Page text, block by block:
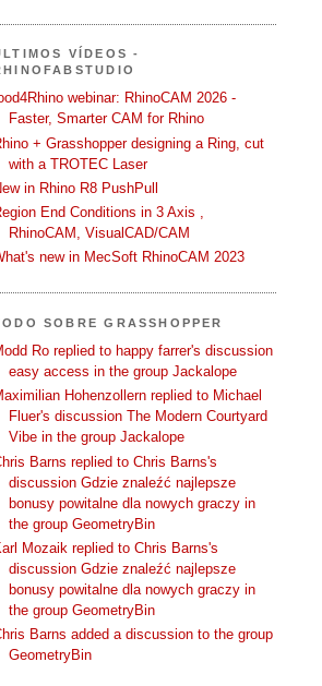
VÍDEOS -
webinar: RhinoCAM 2026 -
Faster, Smarter CAM for Rhino
+ Grasshopper designing a Ring, cut
with a TROTEC Laser
in Rhino R8 PushPull
End Conditions in 3 Axis ,
RhinoCAM, VisualCAD/CAM
new in MecSoft RhinoCAM 2023
SOBRE GRASSHOPPER
Ro replied to happy farrer's discussion
easy access in the group Jackalope
Hohenzollern replied to Michael
Fluer's discussion The Modern Courtyard
Vibe in the group Jackalope
Barns replied to Chris Barns's
discussion Gdzie znaleźć najlepsze
bonusy powitalne dla nowych graczy in
the group GeometryBin
Mozaik replied to Chris Barns's
discussion Gdzie znaleźć najlepsze
bonusy powitalne dla nowych graczy in
the group GeometryBin
Barns added a discussion to the group
GeometryBin